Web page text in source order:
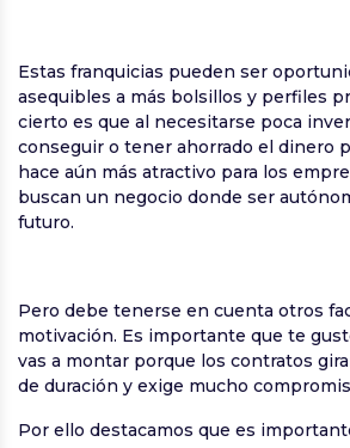
Estas franquicias pueden ser
asequibles a más bolsillos y perfiles
cierto es que al necesitarse poca
conseguir o tener ahorrado el dinero
hace aún más atractivo para los
buscan un negocio donde ser
futuro.
Pero debe tenerse en cuenta otros
motivación. Es importante que te
vas a montar porque los contratos
de duración y exige mucho
Por ello destacamos que es